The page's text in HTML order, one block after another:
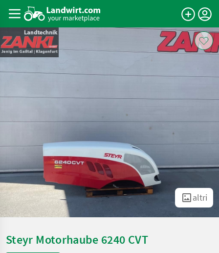
altri
Steyr Motorhaube 6240 CVT